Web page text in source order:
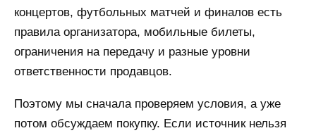
концертов, футбольных матчей и финалов есть
правила организатора, мобильные билеты,
ограничения на передачу и разные уровни
ответственности продавцов.
Поэтому мы сначала проверяем условия, а уже
потом обсуждаем покупку. Если источник нельзя